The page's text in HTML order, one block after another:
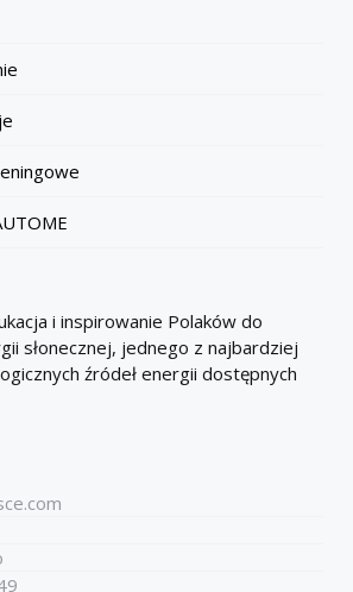
i inspirowanie Polaków do
słonecznej, jednego z najbardziej
źródeł energii dostępnych